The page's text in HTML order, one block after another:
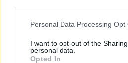
Personal Data Processing Opt
I want to opt-out of the
personal data.
Opted In